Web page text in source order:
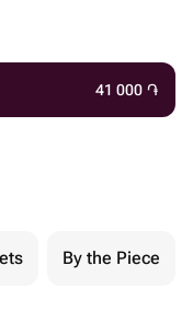
41 000 ֏
By the Piece